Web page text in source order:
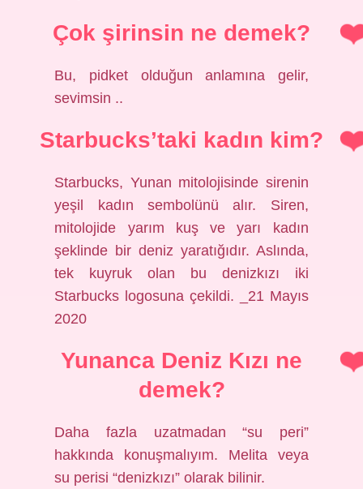
Çok şirinsin ne demek?
Bu, pidket olduğun anlamına gelir,
sevimsin ..
Starbucks’taki kadın kim?
Starbucks, Yunan mitolojisinde sirenin
yeşil kadın sembolünü alır. Siren,
mitolojide yarım kuş ve yarı kadın
şeklinde bir deniz yaratığıdır. Aslında,
tek kuyruk olan bu denizkızı iki
Starbucks logosuna çekildi. _21 Mayıs
2020
Yunanca Deniz Kızı ne
demek?
Daha fazla uzatmadan “su peri”
hakkında konuşmalıyım. Melita veya
su perisi “denizkızı” olarak bilinir.